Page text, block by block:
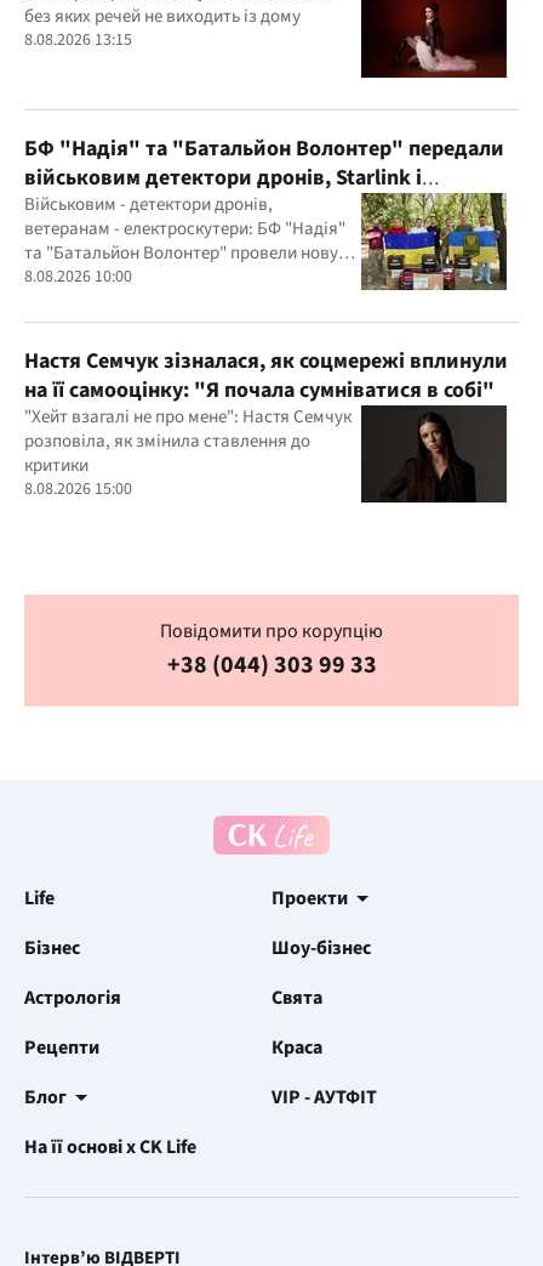
без яких речей не виходить із дому
8.08.2026 13:15
БФ "Надія" та "Батальйон Волонтер" передали
військовим детектори дронів, Starlink і
генератори
Військовим - детектори дронів,
ветеранам - електроскутери: БФ "Надія"
та "Батальйон Волонтер" провели нову
місію
8.08.2026 10:00
Настя Семчук зізналася, як соцмережі вплинули
на її самооцінку: "Я почала сумніватися в собі"
"Хейт взагалі не про мене": Настя Семчук
розповіла, як змінила ставлення до
критики
8.08.2026 15:00
Повідомити про корупцію
+38 (044) 303 99 33
Life
Проекти
Бізнес
Шоу-бізнес
Астрологія
Свята
Рецепти
Краса
Блог
VIP - АУТФІТ
На її основі x CK Life
Інтерв’ю ВІДВЕРТІ